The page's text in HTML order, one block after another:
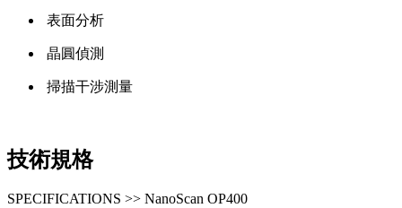
表面分析
晶圓偵測
掃描干涉測量
技術規格
SPECIFICATIONS >> NanoScan OP400